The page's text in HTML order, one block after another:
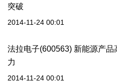
突破
2014-11-24 00:01
法拉电子(600563) 新能源产
力
2014-11-24 00:01